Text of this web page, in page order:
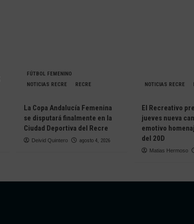
FÚTBOL FEMENINO
NOTICIAS RECRE
RECRE
La Copa Andalucía Femenina
se disputará finalmente en la
Ciudad Deportiva del Recre
Deivid Quintero agosto 4, 2026
NOTICIAS RECRE
El Recreativo
jueves nueva
emotivo
del 20D
Matias Hermoso